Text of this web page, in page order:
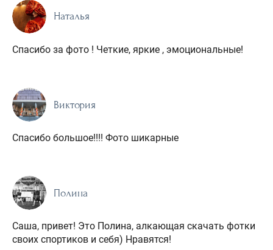
Наталья
Спасибо за фото ! Четкие, яркие , эмоциональные!
Виктория
Спасибо большое!!!! Фото шикарные
Полина
Саша, привет! Это Полина, алкающая скачать фотки
своих спортиков и себя) Нравятся!